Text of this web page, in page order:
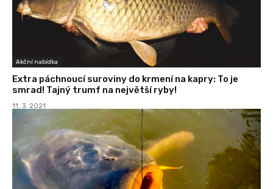
Akční nabídka
Extra páchnoucí suroviny do krmení na kapry: To je
smrad! Tajný trumf na největší ryby!
11. 3. 2021